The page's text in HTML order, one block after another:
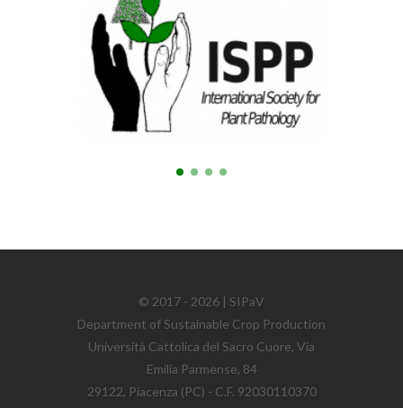
© 2017 - 2026 | SIPaV
Department of Sustainable Crop Production
Università Cattolica del Sacro Cuore, Via
Emilia Parmense, 84
29122, Piacenza (PC) - C.F. 92030110370